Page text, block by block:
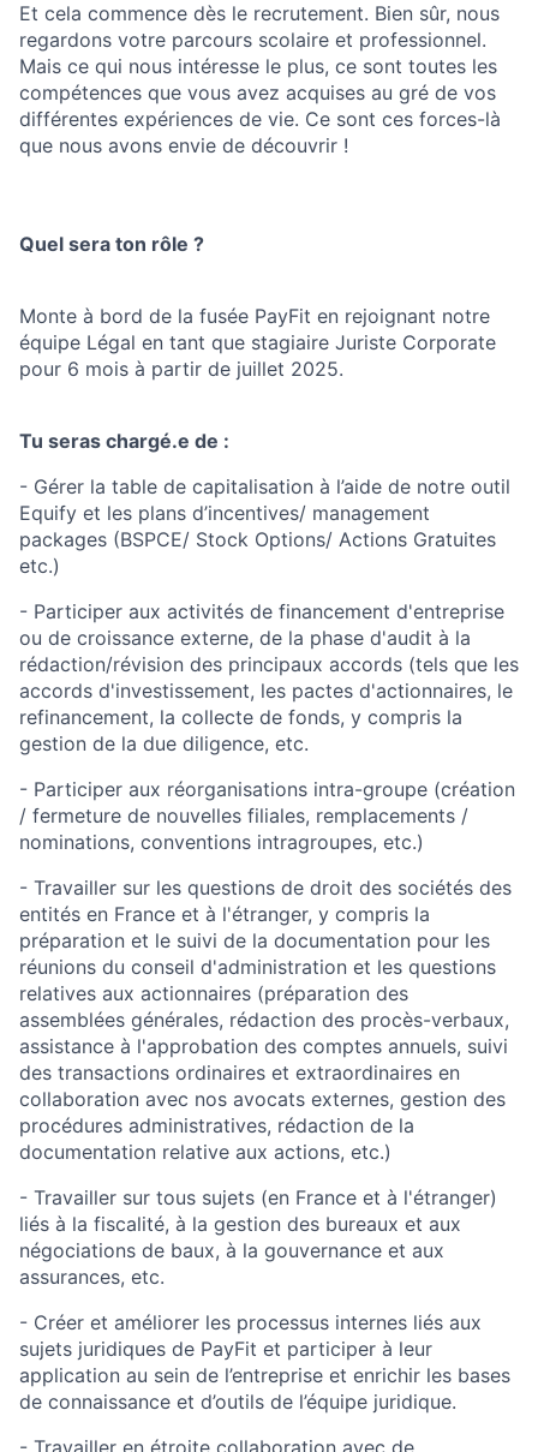
Et cela commence dès le recrutement. Bien sûr, nous
regardons votre parcours scolaire et professionnel.
Mais ce qui nous intéresse le plus, ce sont toutes les
compétences que vous avez acquises au gré de vos
différentes expériences de vie. Ce sont ces forces-là
que nous avons envie de découvrir !
Quel sera ton rôle ?
Monte à bord de la fusée PayFit en rejoignant notre
équipe Légal en tant que stagiaire Juriste Corporate
pour 6 mois à partir de juillet 2025.
Tu seras chargé.e de :
- Gérer la table de capitalisation à l’aide de notre outil
Equify et les plans d’incentives/ management
packages (BSPCE/ Stock Options/ Actions Gratuites
etc.)
- Participer aux activités de financement d'entreprise
ou de croissance externe, de la phase d'audit à la
rédaction/révision des principaux accords (tels que les
accords d'investissement, les pactes d'actionnaires, le
refinancement, la collecte de fonds, y compris la
gestion de la due diligence, etc.
- Participer aux réorganisations intra-groupe (création
/ fermeture de nouvelles filiales, remplacements /
nominations, conventions intragroupes, etc.)
- Travailler sur les questions de droit des sociétés des
entités en France et à l'étranger, y compris la
préparation et le suivi de la documentation pour les
réunions du conseil d'administration et les questions
relatives aux actionnaires (préparation des
assemblées générales, rédaction des procès-verbaux,
assistance à l'approbation des comptes annuels, suivi
des transactions ordinaires et extraordinaires en
collaboration avec nos avocats externes, gestion des
procédures administratives, rédaction de la
documentation relative aux actions, etc.)
- Travailler sur tous sujets (en France et à l'étranger)
liés à la fiscalité, à la gestion des bureaux et aux
négociations de baux, à la gouvernance et aux
assurances, etc.
- Créer et améliorer les processus internes liés aux
sujets juridiques de PayFit et participer à leur
application au sein de l’entreprise et enrichir les bases
de connaissance et d’outils de l’équipe juridique.
- Travailler en étroite collaboration avec de